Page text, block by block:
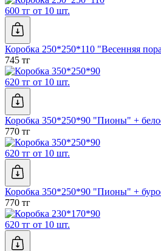
600 тг от 10 шт.
Коробка 250*250*110 "Весенняя
745 тг
620 тг от 10 шт.
Коробка 350*250*90 "Пионы" +
770 тг
620 тг от 10 шт.
Коробка 350*250*90 "Пионы" +
770 тг
620 тг от 10 шт.